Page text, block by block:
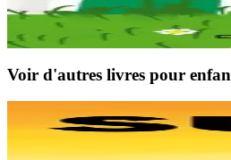
Filouloup est en vacances chez ses
Épuisé
Voir d'autres livres pour